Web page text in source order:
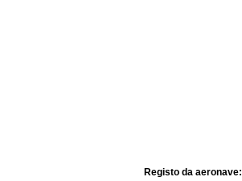
Registo da aeronave: